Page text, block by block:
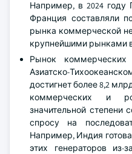
Например, в 2024 году
Франция составляли
рынка коммерческой
крупнейшими рынками
Рынок коммерческих
Азиатско-
достигнет более 8,2
коммерческих и
значительной степени
спросу на
Например, Индия
этих генераторов из-